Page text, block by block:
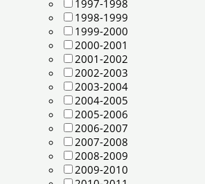
1997-1998
1998-1999
1999-2000
2000-2001
2001-2002
2002-2003
2003-2004
2004-2005
2005-2006
2006-2007
2007-2008
2008-2009
2009-2010